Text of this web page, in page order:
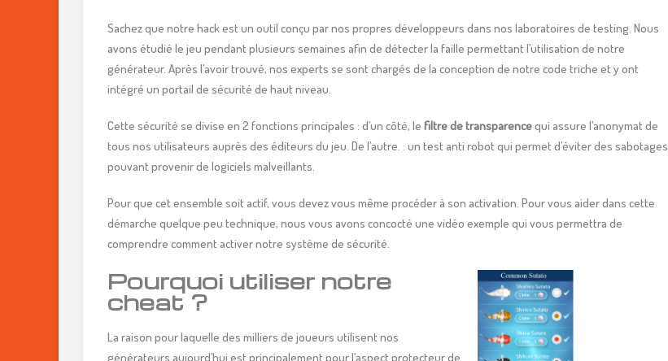
Sachez que notre hack est un outil conçu par nos propres développeurs dans nos laboratoires de testing. Nous
avons étudié le jeu pendant plusieurs semaines afin de détecter la faille permettant l’utilisation de notre
générateur. Après l’avoir trouvé, nos experts se sont chargés de la conception de notre code triche et y ont
intégré un portail de sécurité de haut niveau.
Cette sécurité se divise en 2 fonctions principales : d’un côté, le filtre de transparencequi assure l’anonymat de
tous nos utilisateurs auprès des éditeurs du jeu. De l’autre. : un test anti robot qui permet d’éviter des sabotages
pouvant provenir de logiciels malveillants.
Pour que cet ensemble soit actif, vous devez vous même procéder à son activation. Pour vous aider dans cette
démarche quelque peu technique, nous vous avons concocté une vidéo exemple qui vous permettra de
comprendre comment activer notre système de sécurité.
Pourquoi utiliser notre
cheat ?
La raison pour laquelle des milliers de joueurs utilisent nos
générateurs aujourd’hui est principalement pour l’aspect protecteur de